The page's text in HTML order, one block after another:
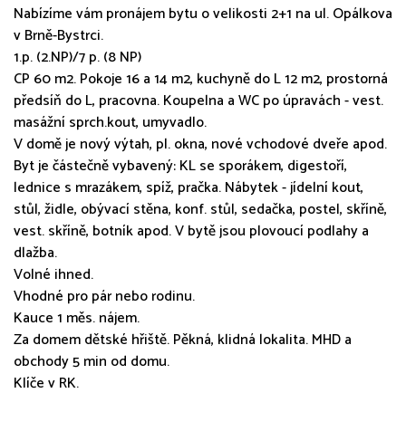
Nabízíme vám pronájem bytu o velikosti 2+1 na ul. Opálkova
v Brně-Bystrci.
1.p. (2.NP)/7 p. (8 NP)
CP 60 m2. Pokoje 16 a 14 m2, kuchyně do L 12 m2, prostorná
předsíň do L, pracovna. Koupelna a WC po úpravách - vest.
masážní sprch.kout, umyvadlo.
V domě je nový výtah, pl. okna, nové vchodové dveře apod.
Byt je částečně vybavený: KL se sporákem, digestoří,
lednice s mrazákem, spíž, pračka. Nábytek - jídelní kout,
stůl, židle, obývací stěna, konf. stůl, sedačka, postel, skříně,
vest. skříně, botník apod. V bytě jsou plovoucí podlahy a
dlažba.
Volné ihned.
Vhodné pro pár nebo rodinu.
Kauce 1 měs. nájem.
Za domem dětské hřiště. Pěkná, klidná lokalita. MHD a
obchody 5 min od domu.
Klíče v RK.